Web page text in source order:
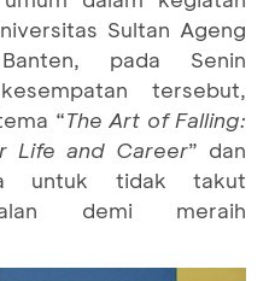
Sultan Ageng
pada Senin
tersebut,
“The Art of Falling:
Life and Career” dan
untuk tidak takut
demi meraih